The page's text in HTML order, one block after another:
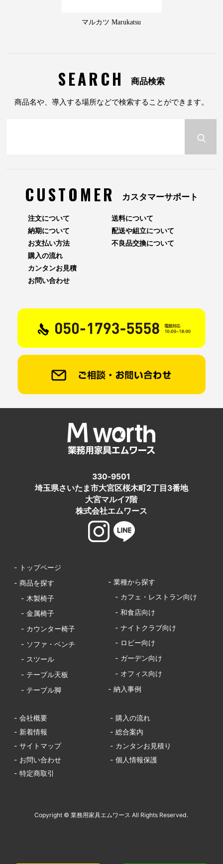
マルカツ Marukatsu
SEARCH 商品検索
商品名や、導入する場所などで検索することができます。
CUSTOMER カスタマーサポート
注文について
納期について
お支払い方法
送料について
配送や組立について
不良品交換について
購入の流れ
カンタンお見積
お問い合わせ
330-9501
埼玉県さいたま市大宮区桜木町2丁目3番地
大宮マルイ7階
株式会社エムワース
- トップページ
- 商品を探す
- 木製椅子
- 金属椅子
- カウンター椅子
- ソファ・ベンチ
- スツール
- テーブル天板
- テーブル脚
- 業種から探す
- カフェ・レストラン向け
- 和食店向け
- ナイトクラブ向け
- ロビー向け
- ガーデン向け
- オフィス向け
- 納入事例
- 会社概要
- 購入の流れ
- 新着情報
- 総合案内
- サイトマップ
- カンタンお見積り
- お問い合わせ
- 個人情報保護
- 特定商取引
Copyright © 業務用家具エムワース All Rights Reserved.